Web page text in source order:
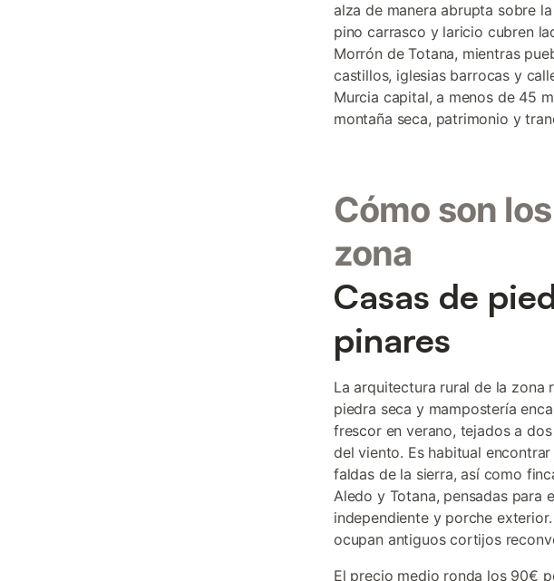
alza de manera abrupta sobre
pino carrasco y laricio cubren
Morrón de Totana, mientras
castillos, iglesias barrocas y
Murcia capital, a menos de 45
montaña seca, patrimonio y
Cómo son
zona
Casas de
pinares
La arquitectura rural de la zona
piedra seca y mampostería
frescor en verano, tejados a
del viento. Es habitual
faldas de la sierra, así como
Aledo y Totana, pensadas para
independiente y porche
ocupan antiguos cortijos
El precio medio ronda los 90€